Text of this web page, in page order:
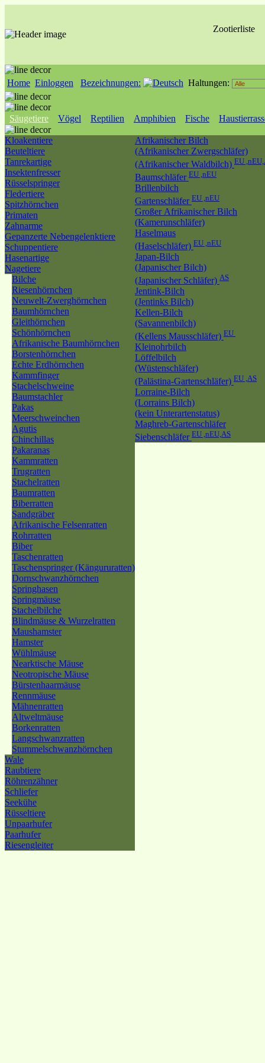
Zootierliste
Home Einloggen Bezeichnungen: Haltungen:
Säugetiere Vögel Reptilien Amphibien Fische
Kloakentiere
Beuteltiere
Tanrekartige
Insektenfresser
Rüsselspringer
Fledertiere
Spitzhörnchen
Primaten
Zahnarme
Gepanzerte Nebengelenktiere
Schuppentiere
Hasenartige
Nagetiere
Bilche
Riesenhörnchen
Neuwelt-Zwerghörnchen
Baumhörnchen
Gleithörnchen
Schönhörnchen
Afrikanische Baumhörnchen
Borstenhörnchen
Echte Erdhörnchen
Kammfinger
Stachelschweine
Baumstachler
Pakas
Meerschweinchen
Agutis
Chinchillas
Pakaranas
Kammratten
Trugratten
Stachelratten
Baumratten
Biberratten
Sandgräber
Afrikanische Felsenratten
Rohrratten
Biber
Taschenratten
Taschenspringer (Kängururatten)
Dornschwanzhörnchen
Springhasen
Springmäuse
Stachelbilche
Blindmäuse & Wurzelratten
Maushamster
Hamster
Wühlmäuse
Nearktische Mäuse
Neotropische Mäuse
Bürstenhaarmäuse
Rennmäuse
Mähnenratten
Altweltmäuse
Borkenratten
Langschwanzratten
Stummelschwanzhörnchen
Wale
Raubtiere
Röhrenzähner
Schliefer
Seekühe
Rüsseltiere
Unpaarhufer
Paarhufer
Riesengleiter
Afrikanischer Bilch
(Afrikanischer Zwergschläfer)
(Afrikanischer Waldbilch) EU
Baumschläfer EU ,nEU
Brillenbilch
Gartenschläfer EU ,nEU
Großer Afrikanischer Bilch
(Kamerunschläfer)
Haselmaus
(Haselschläfer) EU ,nEU
Japan-Bilch
(Japanischer Bilch)
(Japanischer Schläfer) AS
Jentink-Bilch
(Jentinks Bilch)
Kellen-Bilch
(Savannenbilch)
(Kellens Mausschläfer) EU
Kleinohrbilch
Löffelbilch
(Wüstenschläfer)
(Palästina-Gartenschläfer) EU ,AS
Lorraine-Bilch
(Lorrains Bilch)
(kein Unterartenstatus)
Maghreb-Gartenschläfer
Siebenschläfer EU ,nEU,AS